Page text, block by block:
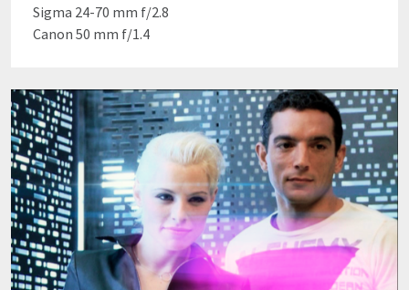
Sigma 24-70 mm f/2.8
Canon 50 mm f/1.4